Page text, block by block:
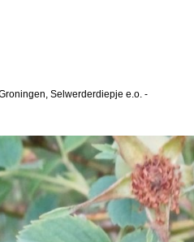
Selwerderdiepje e.o. -